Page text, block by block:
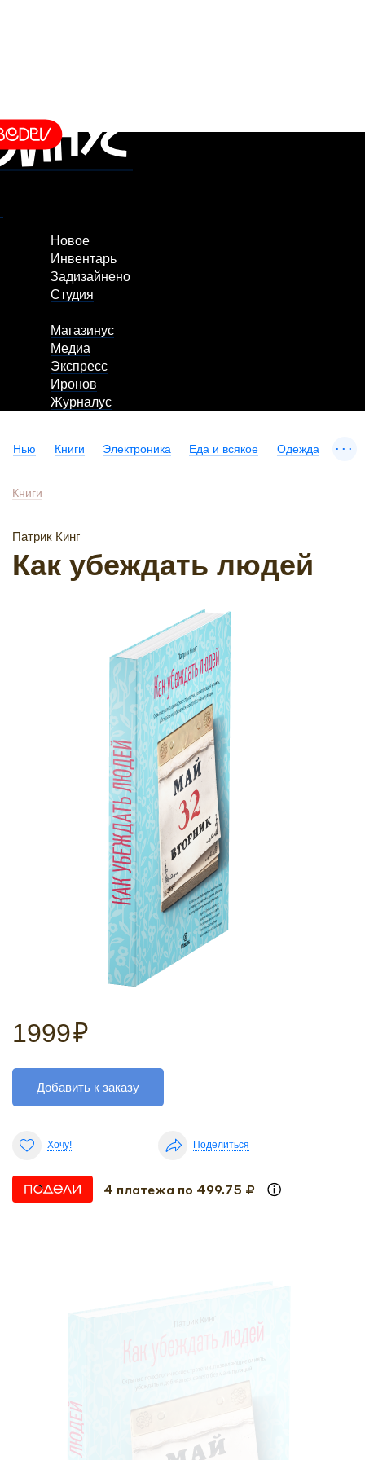
Новое
Инвентарь
Задизайнено
Студия
Магазинус
Медиа
Экспресс
Иронов
Журналус
Нью Книги Электроника Еда и всякое Одежда ...
Книги
Патрик Кинг
Как убеждать людей
1999₽
Добавить к заказу
Хочу! Поделиться
4 платежа по 499.75 ₽